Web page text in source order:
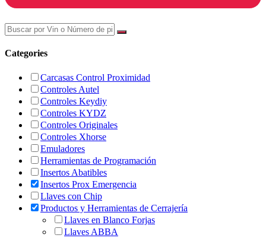
Categories
Carcasas Control Proximidad
Controles Autel
Controles Keydiy
Controles KYDZ
Controles Originales
Controles Xhorse
Emuladores
Herramientas de Programación
Insertos Abatibles
Insertos Prox Emergencia
Llaves con Chip
Productos y Herramientas de Cerrajería
Llaves en Blanco Forjas
Llaves ABBA